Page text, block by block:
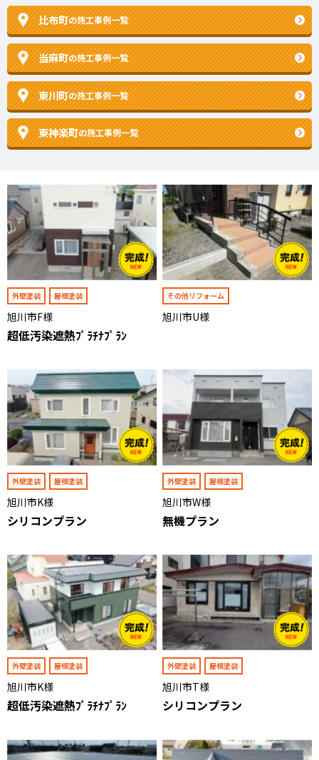
比布町の施工事例一覧
当麻町の施工事例一覧
東川町の施工事例一覧
東神楽町の施工事例一覧
外壁塗装 屋根塗装
旭川市F様
超低汚染遮熱ﾌﾟﾗﾁﾅﾌﾟﾗﾝ
その他リフォーム
旭川市U様
外壁塗装 屋根塗装
旭川市K様
シリコンプラン
外壁塗装 屋根塗装
旭川市W様
無機プラン
外壁塗装 屋根塗装
旭川市K様
超低汚染遮熱ﾌﾟﾗﾁﾅﾌﾟﾗﾝ
外壁塗装 屋根塗装
旭川市T様
シリコンプラン